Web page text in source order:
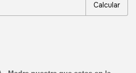
Calcular